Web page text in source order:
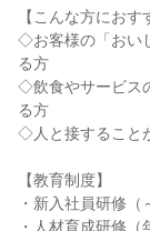
【こんな方におす
◇お客様の「おい
る方
◇飲食やサービス
る方
◇人と接すること
【教育制度】
・新入社員研修（
・人材育成研修（